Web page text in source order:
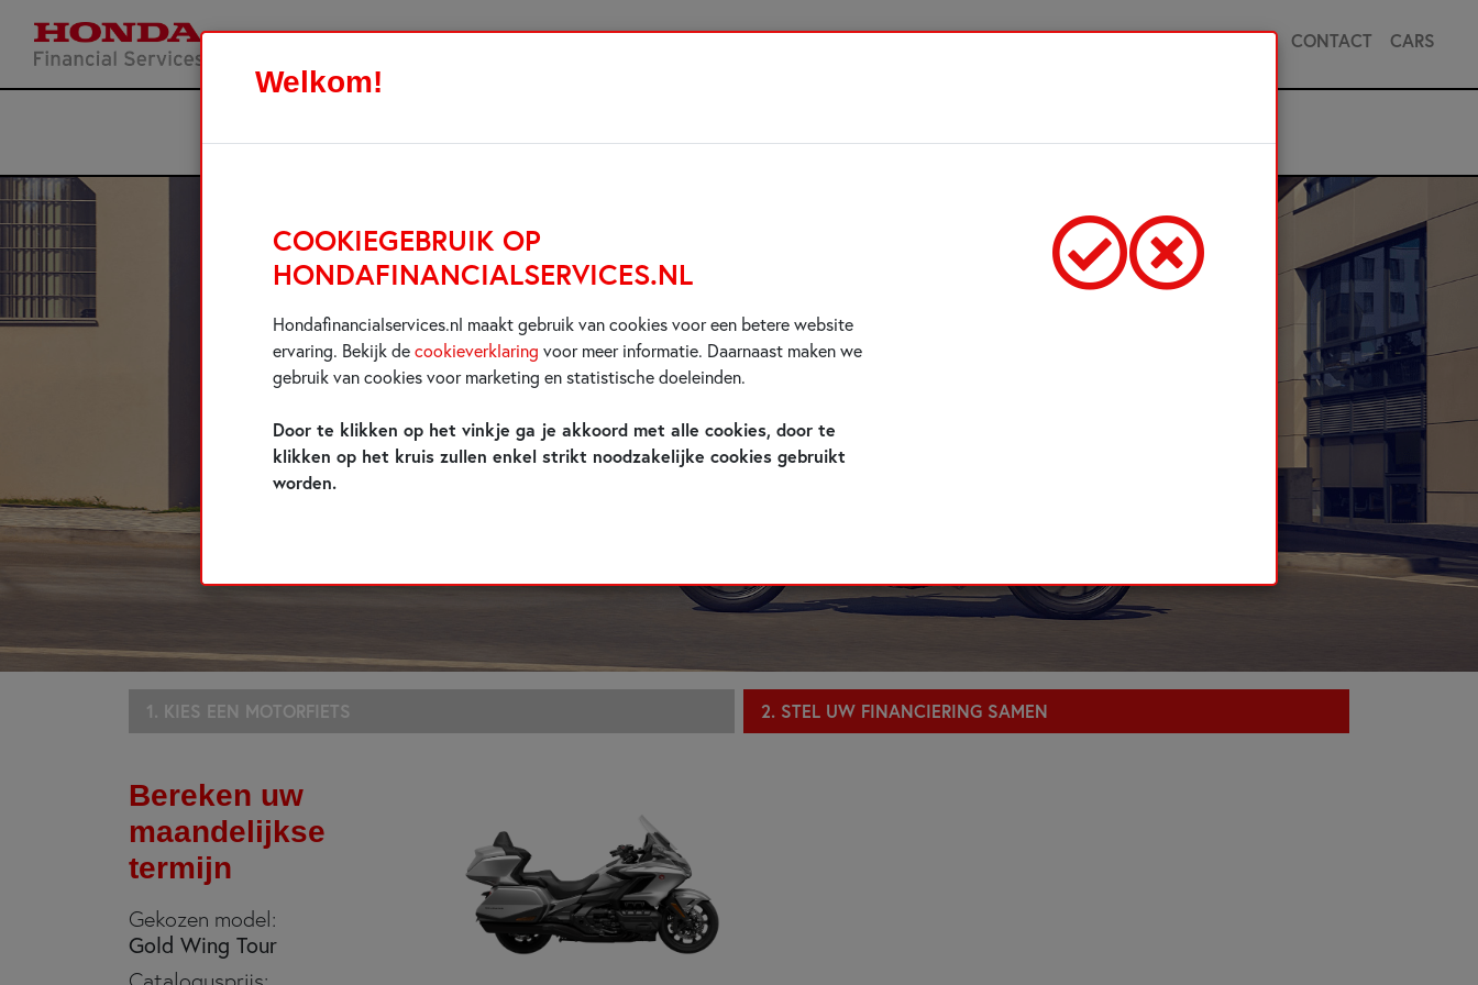
BEREKEN UW PREMIE PARTICULIER ZAKELIJK CONTACT CARS
1. KIES EEN MOTORFIETS 2. STEL UW FINANCIERING SAMEN
Bereken uw
maandelijkse
termijn
Gekozen model:
Gold Wing Tour
Welkom!
COOKIEGEBRUIK OP
HONDAFINANCIALSERVICES.NL
Hondafinancialservices.nl maakt gebruik van cookies voor een betere website
ervaring. Bekijk decookieverklaring voor meer informatie. Daarnaast maken we
gebruik van cookies voor marketing en statistische doeleinden.
Door te klikken op het vinkje ga je akkoord met alle cookies, door te
klikken op het kruis zullen enkel strikt noodzakelijke cookies gebruikt
worden.